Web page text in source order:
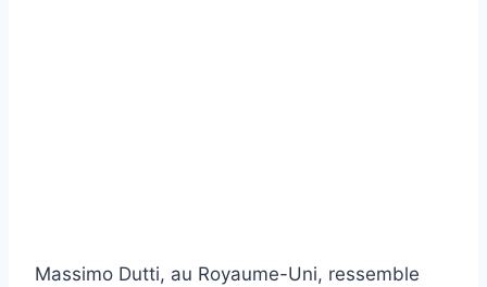
Massimo Dutti, au Royaume-Uni, ressemble